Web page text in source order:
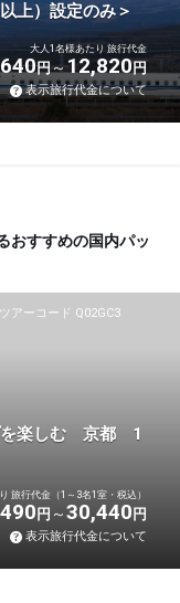
上）設定のみ＞
大人1名様あたり 旅行代金
円 12,820円
表示旅行代金について
おすすめの国内パッ
ツアーコード Q02GC3
を楽しむ 京都 1
旅行代金（1～3名1室・税込）
円 30,440 円
表示旅行代金について